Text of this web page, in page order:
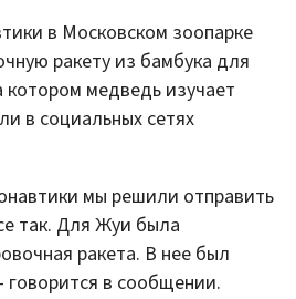
в Московском зоопарке
ракету из бамбука для
медведь изучает
в социальных сетях
мы решили отправить
так. Для Жуи была
ракета. В нее был
в сообщении.